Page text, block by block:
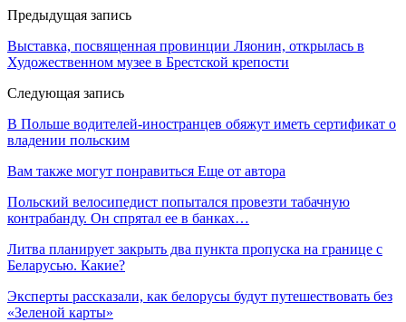
Предыдущая запись
Выставка, посвященная провинции Ляонин, открылась в
Художественном музее в Брестской крепости
Следующая запись
В Польше водителей-иностранцев обяжут иметь сертификат о
владении польским
Вам также могут понравиться Еще от автора
Польский велосипедист попытался провезти табачную
контрабанду. Он спрятал ее в банках…
Литва планирует закрыть два пункта пропуска на границе с
Беларусью. Какие?
Эксперты рассказали, как белорусы будут путешествовать без
«Зеленой карты»